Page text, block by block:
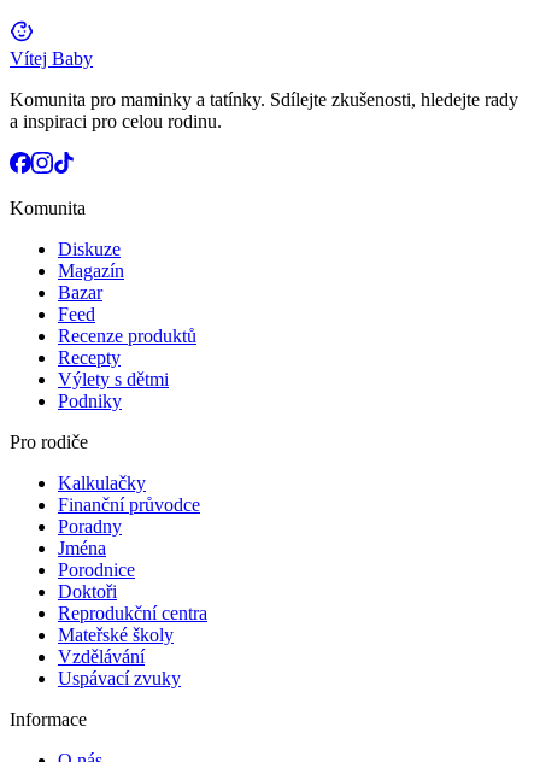
Vítej Baby
Komunita pro maminky a tatínky. Sdílejte zkušenosti, hledejte rady
a inspiraci pro celou rodinu.
Komunita
Diskuze
Magazín
Bazar
Feed
Recenze produktů
Recepty
Výlety s dětmi
Podniky
Pro rodiče
Kalkulačky
Finanční průvodce
Poradny
Jména
Porodnice
Doktoři
Reprodukční centra
Mateřské školy
Vzdělávání
Uspávací zvuky
Informace